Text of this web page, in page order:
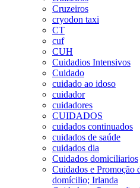
Cruzeiros
cryodon taxi
CT
cuf
CUH
Cuidadios Intensivos
Cuidado
cuidado ao idoso
cuidador
cuidadores
CUIDADOS
cuidados continuados
cuidados de saúde
cuidados dia
Cuidados domiciliarios
Cuidados e Promoção
domícilio; Irlanda